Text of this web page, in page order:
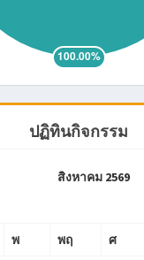
ชั้นประถมศึกษา ประจำปี
ตรวจสุขภาพนักเรียนระดับ
2568
ปฏิทินกิจกรรม
สิงหาคม 2569
พ พฤ ศ